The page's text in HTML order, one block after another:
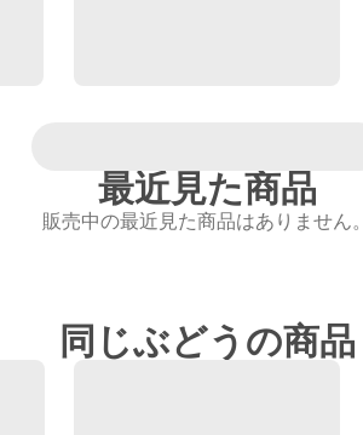
最近見た商品
販売中の最近見た商品はありません。
同じぶどうの商品